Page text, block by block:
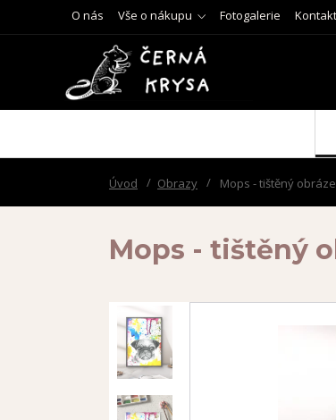
O nás Vše o nákupu Fotogalerie
Úvod Obrazy Mops - tištěný
Mops - tištěný